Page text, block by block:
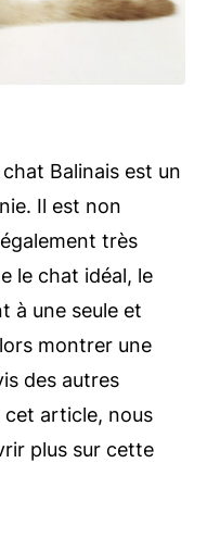
Balinais est un
Il est non
très
le chat idéal, le
à une seule et
montrer une
des autres
cet article, nous
plus sur cette